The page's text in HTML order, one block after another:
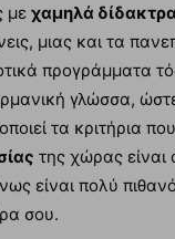
με χαμηλά δίδακτρα
μιας και τα
προγράμματα
γλώσσα,
τα κριτήρια
της χώρας είναι
είναι πολύ
σου.